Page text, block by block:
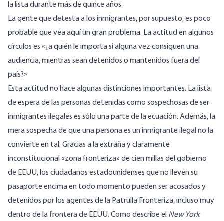
la lista durante más de quince años.
La gente que detesta a los inmigrantes, por supuesto, es poco
probable que vea aquí un gran problema. La actitud en algunos
círculos es «¿a quién le importa si alguna vez consiguen una
audiencia, mientras sean detenidos o mantenidos fuera del
país?»
Esta actitud no hace algunas distinciones importantes. La lista
de espera de las personas detenidas como sospechosas de ser
inmigrantes ilegales es sólo una parte de la ecuación. Además, la
mera sospecha de que una persona es un inmigrante ilegal no la
convierte en tal. Gracias a la extraña y claramente
inconstitucional «zona fronteriza» de cien millas del gobierno
de EEUU, los ciudadanos estadounidenses que no lleven su
pasaporte encima en todo momento pueden ser acosados y
detenidos por los agentes de la Patrulla Fronteriza, incluso muy
dentro de la frontera de EEUU. Como describe el New York